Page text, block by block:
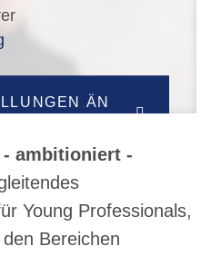
ÄN
ambitioniert -
Young Professionals,
Bereichen